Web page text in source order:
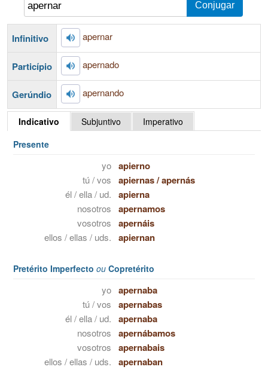
Infinitivo apernar
Particípio apernado
Gerúndio apernando
Indicativo Subjuntivo
Imperativo
Presente
yo apierno
tú / vos apiernas/apernás
él / ella / ud. apierna
nosotros apernamos
vosotros apernáis
ellos / ellas / uds. apiernan
Pretérito Imperfecto ou Copretérito
yo apernaba
tú / vos apernabas
él / ella / ud. apernaba
nosotros apernábamos
vosotros apernabais
ellos / ellas / uds. apernaban